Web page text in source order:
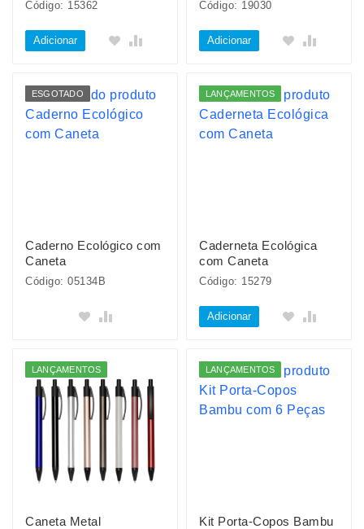
Código: 15362
Adicionar
Código: 19030
Adicionar
ESGOTADO
Caderno Ecológico com
Caneta
Código: 05134B
LANÇAMENTOS
Caderneta Ecológica
com Caneta
Código: 15279
Adicionar
LANÇAMENTOS
Caneta Metal
LANÇAMENTOS
Kit Porta-Copos Bambu